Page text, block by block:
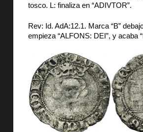
tosco. L: finaliza en “ADIVTOR”.
Rev: Id. AdA:12.1. Marca “B”
empieza “ALFONS: DEI”, y acaba